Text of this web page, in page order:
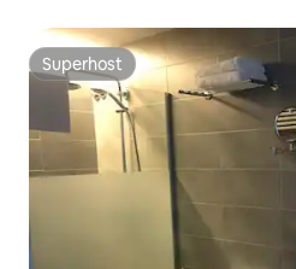
Superhost
Superhost